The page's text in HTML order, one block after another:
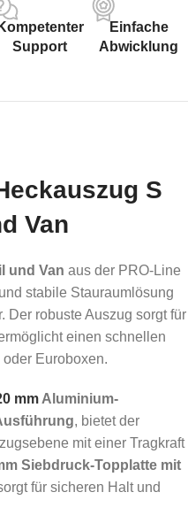
Kompetenter
Support
Einfache
Abwicklung
S
Van
und Van aus der PRO-Line
stabile Stauraumlösung
Der robuste Auszug sorgt für
einen schnellen
Euroboxen.
mm Aluminium-
, bietet der
mit einer Tragkraft
Siebdruck-Topplatte mit
für sicheren Halt und